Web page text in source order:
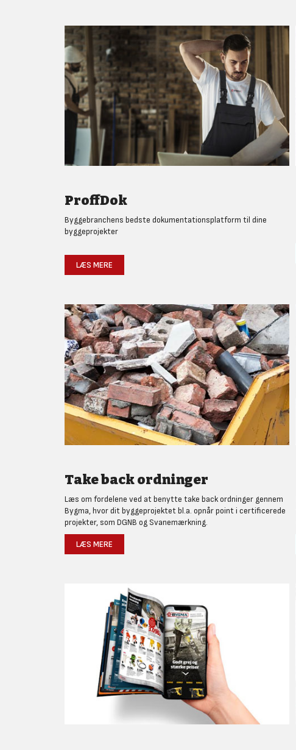
ProffDok
Byggebranchens bedste dokumentationsplatform til dine
byggeprojekter
LÆS MERE
Take back ordninger
Læs om fordelene ved at benytte take back ordninger gennem
Bygma, hvor dit byggeprojektet bl.a. opnår point i certificerede
projekter, som DGNB og Svanemærkning.
LÆS MERE